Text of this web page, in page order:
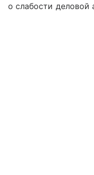
о слабости деловой